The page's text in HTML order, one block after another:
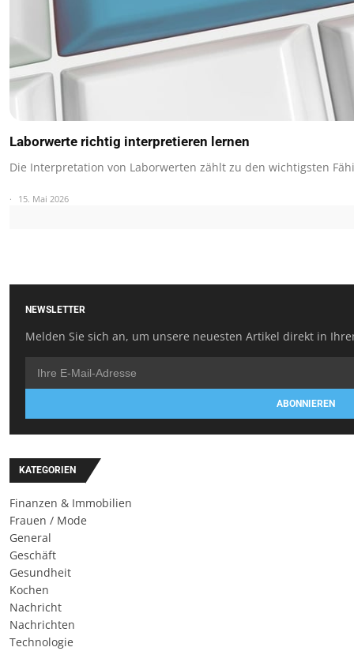
Laborwerte richtig interpretieren lernen
Die Interpretation von Laborwerten zählt zu den wichtigsten
15. Mai 2026
NEWSLETTER
Melden Sie sich an, um unsere neuesten Artikel direkt in
ABONNIEREN
KATEGORIEN
Finanzen & Immobilien
Frauen / Mode
General
Geschäft
Gesundheit
Kochen
Nachricht
Nachrichten
Technologie